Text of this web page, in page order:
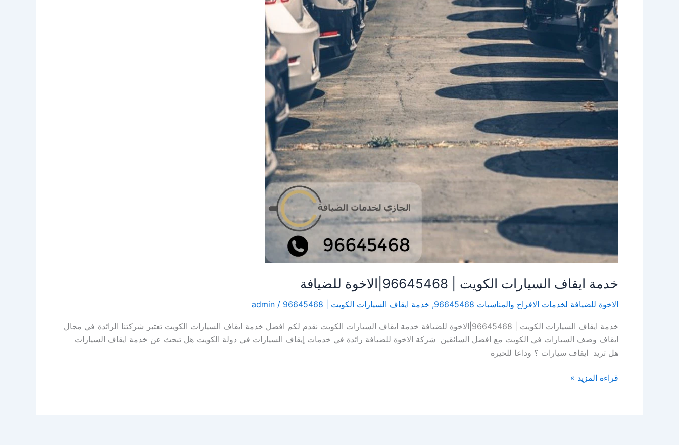
خدمة ايقاف السيارات الكويت | 96645468|الاخوة للضيافة
الاخوة للضيافة لخدمات الافراح والمناسبات 96645468 , خدمة ايقاف السيارات الكويت | 96645468 /
admin
خدمة ايقاف السيارات الكويت | 96645468|الاخوة للضيافة خدمة ايقاف السيارات الكويت نقدم لكم افضل خدمة ايقاف السيارات الكويت تعتبر شركتنا الرائدة في مجال
ايقاف وصف السيارات في الكويت مع افضل السائقين شركة الاخوة للضيافة رائدة في خدمات إيقاف السيارات في دولة الكويت هل تبحث عن خدمة ايقاف السيارات
هل تريد ايقاف سيارات ؟ وداعا للحيرة
للضيافة
قراءة المزيد »